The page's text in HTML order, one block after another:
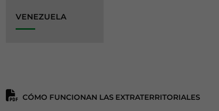
VENEZUELA
CÓMO FUNCIONAN LAS EXTRATERRITORIALES